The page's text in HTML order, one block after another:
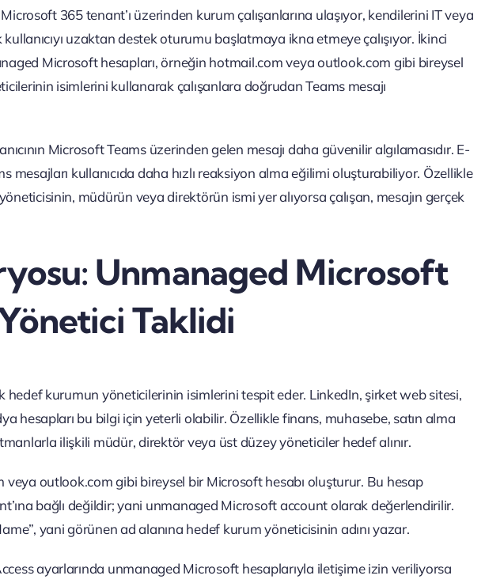
365 tenant’ı üzerinden kurum çalışanlarına ulaşıyor, kendilerini IT veya
uzaktan destek oturumu başlatmaya ikna etmeye çalışıyor. İkinci
Microsoft hesapları, örneğin hotmail.com veya outlook.com gibi bireysel
isimlerini kullanarak çalışanlara doğrudan Teams mesajı
Microsoft Teams üzerinden gelen mesajı daha güvenilir algılamasıdır. E-
mesajları kullanıcıda daha hızlı reaksiyon alma eğilimi oluşturabiliyor. Özellikle
müdürün veya direktörün ismi yer alıyorsa çalışan, mesajın gerçek
Unmanaged Microsoft
Taklidi
hedef kurumun yöneticilerinin isimlerini tespit eder. LinkedIn, şirket web sitesi,
hesapları bu bilgi için yeterli olabilir. Özellikle finans, muhasebe, satın alma
ilişkili müdür, direktör veya üst düzey yöneticiler hedef alınır.
veya outlook.com gibi bireysel bir Microsoft hesabı oluşturur. Bu hesap
bağlı değildir; yani unmanaged Microsoft account olarak değerlendirilir.
yani görünen ad alanına hedef kurum yöneticisinin adını yazar.
ayarlarında unmanaged Microsoft hesaplarıyla iletişime izin veriliyorsa